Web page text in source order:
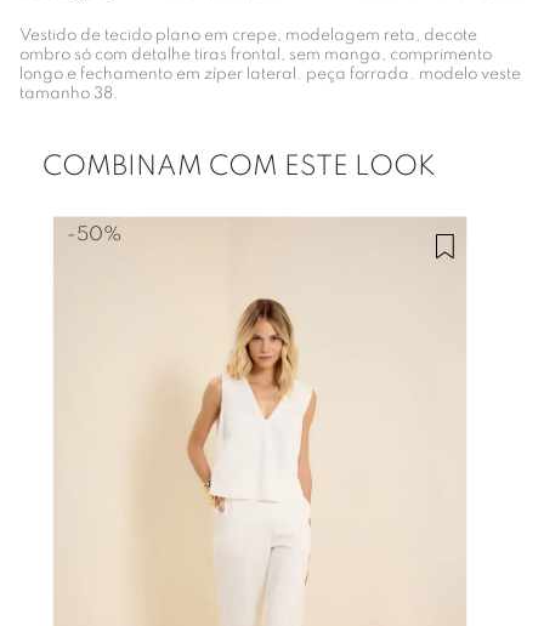
Vestido de tecido plano em crepe, modelagem reta, decote
ombro só com detalhe tiras frontal, sem manga, comprimento
longo e fechamento em zíper lateral. peça forrada. modelo veste
tamanho 38.
COMBINAM COM ESTE LOOK
-50%